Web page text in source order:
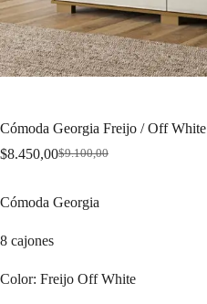
Cómoda Georgia Freijo / Off White
$9.100,00
Original
$9.100,00.
$8.450,00Current
$8.450,00.
Cómoda Georgia
8 cajones
Color: Freijo Off White